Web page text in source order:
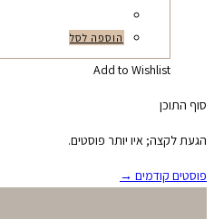
הוספה לסל
Add to Wishlist
סוף התוכן
הגעת לקצה; איו יותר פוסטים.
פוסטים קודמים →